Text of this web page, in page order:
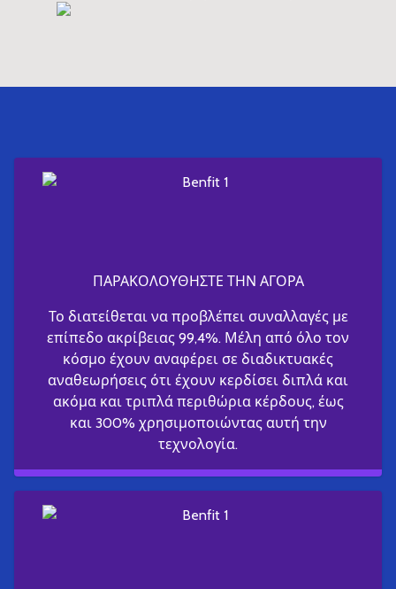
ΠΑΡΑΚΟΛΟΥΘΗΣΤΕ ΤΗΝ ΑΓΟΡΑ
Το διατείθεται να προβλέπει συναλλαγές με
επίπεδο ακρίβειας 99,4%. Μέλη από όλο τον
κόσμο έχουν αναφέρει σε διαδικτυακές
αναθεωρήσεις ότι έχουν κερδίσει διπλά και
ακόμα και τριπλά περιθώρια κέρδους, έως
και 300% χρησιμοποιώντας αυτή την
τεχνολογία.